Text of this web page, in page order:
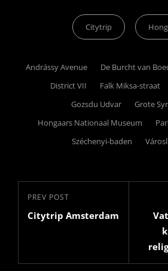
Categories
Citytrip
Tags,
Andrássy Avenue De Burcht van
District VII
Falk Miksa-straat
Gozsdu Udvar
Grote
Hongaars Nationaal Museum
Széchenyi-baden
Bericht
navigatie
Previous
Post
PREV POST
Citytrip Amsterdam
Post